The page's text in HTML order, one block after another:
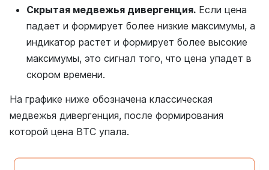
Скрытая медвежья дивергенция. Если цена
падает и формирует более низкие максимумы, а
индикатор растет и формирует более высокие
максимумы, это сигнал того, что цена упадет в
скором времени.
На графике ниже обозначена классическая
медвежья дивергенция, после формирования
которой цена BTC упала.